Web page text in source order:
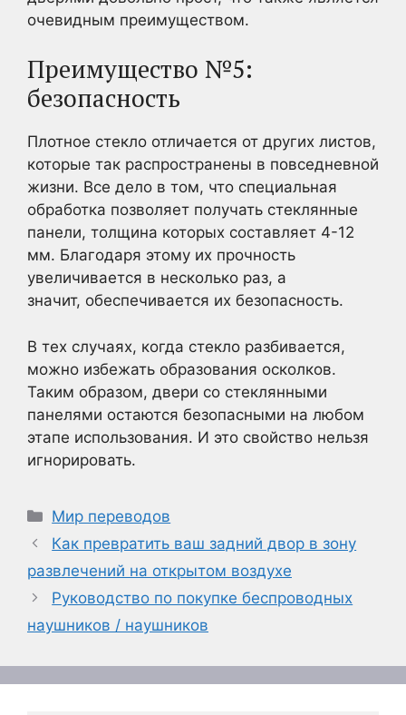
очевидным преимуществом.
Преимущество №5:
безопасность
Плотное стекло отличается от других листов,
которые так распространены в повседневной
жизни. Все дело в том, что специальная
обработка позволяет получать стеклянные
панели, толщина которых составляет 4-12
мм. Благодаря этому их прочность
увеличивается в несколько раз, а
значит, обеспечивается их безопасность.
В тех случаях, когда стекло разбивается,
можно избежать образования осколков.
Таким образом, двери со стеклянными
панелями остаются безопасными на любом
этапе использования. И это свойство нельзя
игнорировать.
Рубрики
Мир переводов
Как превратить ваш задний двор в зону
развлечений на открытом воздухе
Руководство по покупке беспроводных
наушников / наушников